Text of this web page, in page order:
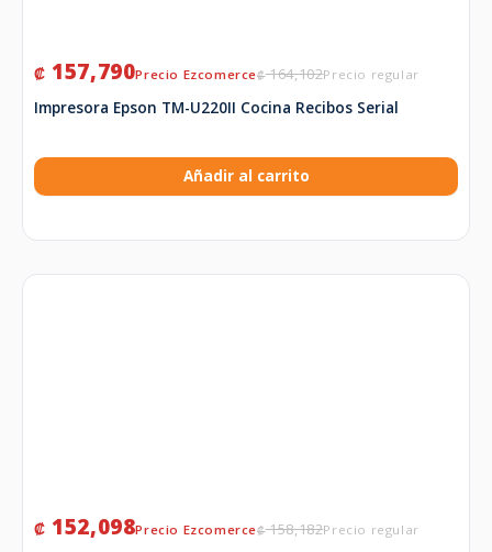
₡164,102
₡ 157,790
Impresora Epson TM-U220II Cocina Recibos Serial
Añadir al carrito
₡158,182
₡ 152,098